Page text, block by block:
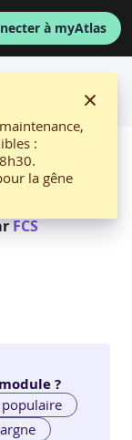
à myAtlas
:
la gêne
et
FCS
?